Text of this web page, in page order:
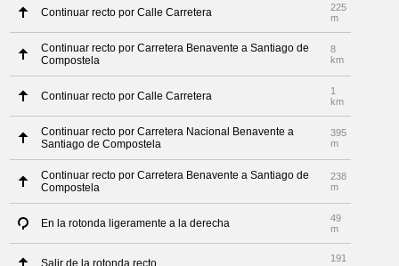
Continuar recto por Calle Carretera
225
m
Continuar recto por Carretera Benavente a Santiago de
Compostela
8
km
Continuar recto por Calle Carretera
1
km
Continuar recto por Carretera Nacional Benavente a
Santiago de Compostela
395
m
Continuar recto por Carretera Benavente a Santiago de
Compostela
238
m
En la rotonda ligeramente a la derecha
49
m
Salir de la rotonda recto
191